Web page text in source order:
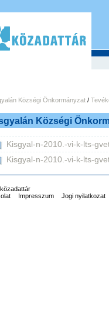
Községi Önkormányzat /
Községi
Kisgyal-n-2010.-vi-k-lts-
Kisgyal-n-2010.-vi-k-lts-
Impresszum Jogi nyilatkozat